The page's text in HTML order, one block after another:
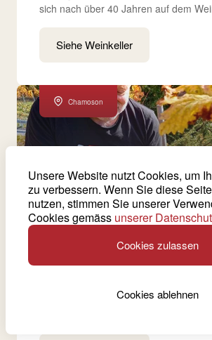
sich nach über 40 Jahren auf dem
Siehe Weinkeller
Chamoson
zusammen mit Dr. Vouillamoz die
Unsere Website nutzt Cookies, um
zu verbessern. Wenn Sie diese
nutzen, stimmen Sie unserer
Cookies gemäss unserer
Cookies zulassen
Cookies ablehnen